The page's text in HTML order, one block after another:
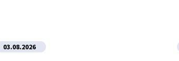
03.08.2026